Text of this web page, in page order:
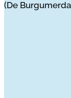
(De